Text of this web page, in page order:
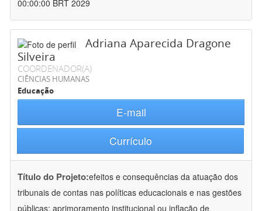
00:00:00 BRT 2029
Adriana Aparecida Dragone
Silveira
COORDENADOR(A)
CIÊNCIAS HUMANAS
Educação
E-mail
Currículo
Título do Projeto:efeitos e consequências da atuação dos
tribunais de contas nas políticas educacionais e nas gestões
públicas: aprimoramento institucional ou inflação de